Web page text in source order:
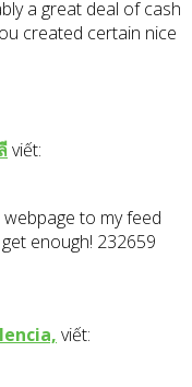
a great deal of cash
created certain nice
viết:
to my feed
enough! 232659
viết: